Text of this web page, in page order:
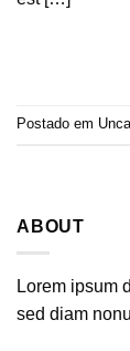
Postado em
ABOUT
Lorem ipsum
sed diam